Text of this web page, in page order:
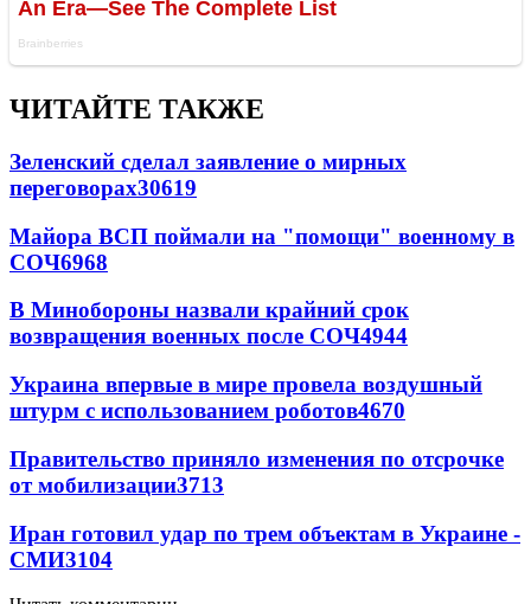
ЧИТАЙТЕ ТАКЖЕ
Зеленский сделал заявление о мирных
переговорах30619
Майора ВСП поймали на "помощи" военному в
СОЧ6968
В Минобороны назвали крайний срок
возвращения военных после СОЧ4944
Украина впервые в мире провела воздушный
штурм с использованием роботов4670
Правительство приняло изменения по отсрочке
от мобилизации3713
Иран готовил удар по трем объектам в Украине -
СМИ3104